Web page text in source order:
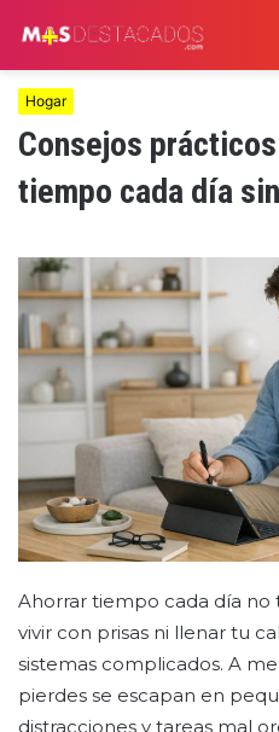
Hogar
Consejos
tiempo cada día
Ahorrar tiempo cada día no
vivir con prisas ni llenar tu
sistemas complicados. A
pierdes se escapan en
distracciones y tareas mal